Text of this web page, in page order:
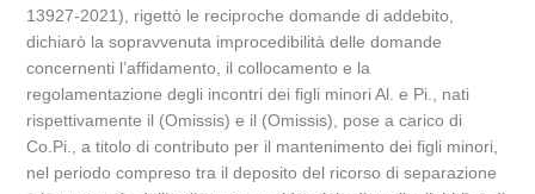
13927-2021), rigettò le reciproche domande di addebito,
dichiarò la sopravvenuta improcedibilità delle domande
concernenti l’affidamento, il collocamento e la
regolamentazione degli incontri dei figli minori Al. e Pi., nati
rispettivamente il (Omissis) e il (Omissis), pose a carico di
Co.Pi., a titolo di contributo per il mantenimento dei figli minori,
nel periodo compreso tra il deposito del ricorso di separazione